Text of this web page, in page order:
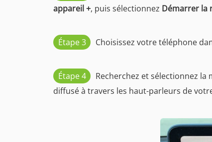
appareil +, puis sélectionnez Démarrer la
Étape 3 Choisissez votre téléphone
Étape 4
Recherchez et sélectionnez la
diffusé à travers les haut-parleurs de